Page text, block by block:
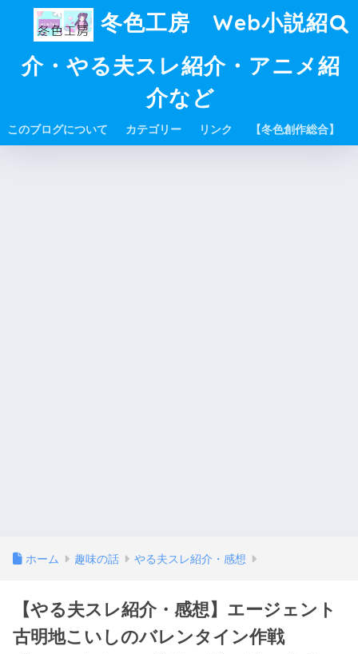
冬色工房 Web小説紹
介・やる夫スレ紹介・アニメ紹
介など
このブログについて カテゴリー リンク 【冬色創作総合】
ホーム 趣味の話 やる夫スレ紹介・感想
【やる夫スレ紹介・感想】エージェント
古明地こいしのバレンタイン作戦